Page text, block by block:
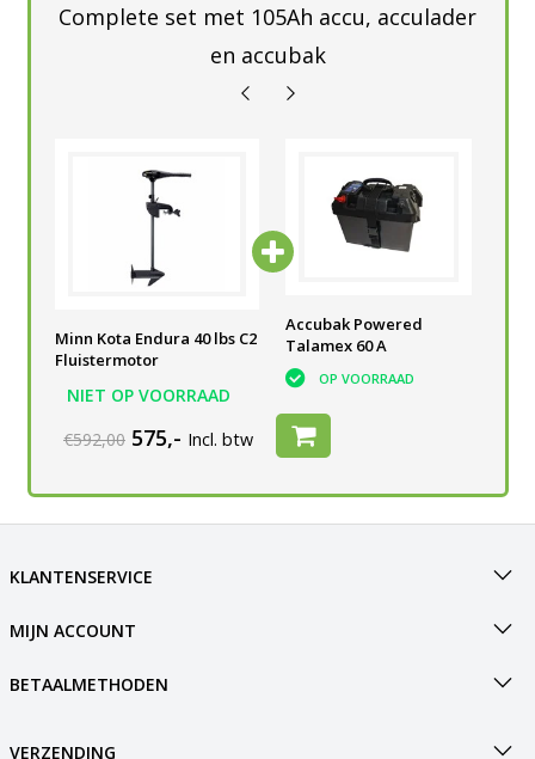
Complete set met 105Ah accu, acculader
en accubak
Minn Kota Endura 40 lbs C2
Fluistermotor
NIET OP VOORRAAD
voor elektrische
buitenboordmotor
OP VOORRAAD
Accubak Powered
Talamex 60 A
OP VOORRAAD
€592,00 575,- Incl. btw
KLANTENSERVICE
MIJN ACCOUNT
BETAALMETHODEN
VERZENDING